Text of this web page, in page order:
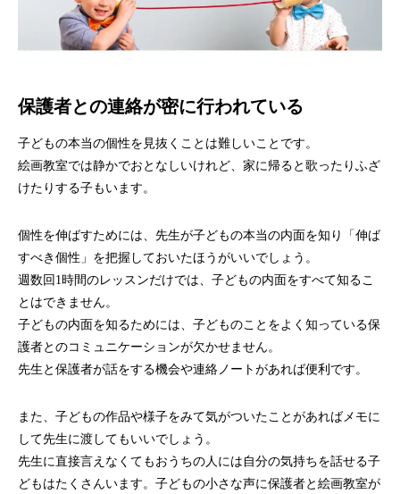
保護者との連絡が密に行われている
子どもの本当の個性を見抜くことは難しいことです。
絵画教室では静かでおとなしいけれど、家に帰ると歌ったりふざ
けたりする子もいます。
個性を伸ばすためには、先生が子どもの本当の内面を知り「伸ば
すべき個性」を把握しておいたほうがいいでしょう。
週数回1時間のレッスンだけでは、子どもの内面をすべて知るこ
とはできません。
子どもの内面を知るためには、子どものことをよく知っている保
護者とのコミュニケーションが欠かせません。
先生と保護者が話をする機会や連絡ノートがあれば便利です。
また、子どもの作品や様子をみて気がついたことがあればメモに
して先生に渡してもいいでしょう。
先生に直接言えなくてもおうちの人には自分の気持ちを話せる子
どもはたくさんいます。子どもの小さな声に保護者と絵画教室が